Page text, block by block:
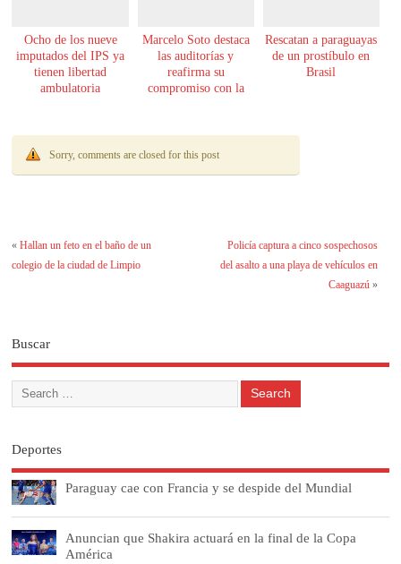
Ocho de los nueve
imputados del IPS ya
tienen libertad
ambulatoria
Marcelo Soto destaca
las auditorías y
reafirma su
compromiso con la
Rescatan a paraguayas
de un prostíbulo en
Brasil
Sorry, comments are closed for this post
«Hallan un feto en el baño de un
colegio de la ciudad de Limpio
Policía captura a cinco sospechosos
del asalto a una playa de vehículos en
Caaguazú»
Buscar
Deportes
Paraguay cae con Francia y se despide del Mundial
Anuncian que Shakira actuará en la final de la Copa
América